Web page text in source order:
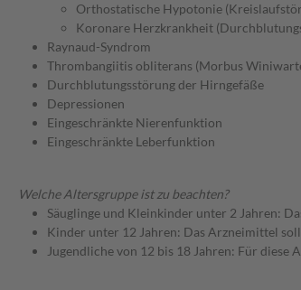
Orthostatische Hypotonie
Koronare Herzkrankheit
Raynaud-Syndrom
Thrombangiitis obliterans (Morbus
Durchblutungsstörung der Hirngefäße
Depressionen
Eingeschränkte Nierenfunktion
Eingeschränkte Leberfunktion
Welche Altersgruppe ist zu beachten?
Säuglinge und Kleinkinder unter 2 Jahren:
Kinder unter 12 Jahren: Das Arzneimittel
Jugendliche von 12 bis 18 Jahren: Für diese